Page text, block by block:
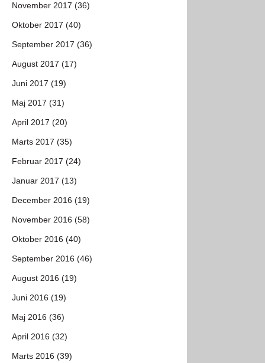
November 2017 (36)
Oktober 2017 (40)
September 2017 (36)
August 2017 (17)
Juni 2017 (19)
Maj 2017 (31)
April 2017 (20)
Marts 2017 (35)
Februar 2017 (24)
Januar 2017 (13)
December 2016 (19)
November 2016 (58)
Oktober 2016 (40)
September 2016 (46)
August 2016 (19)
Juni 2016 (19)
Maj 2016 (36)
April 2016 (32)
Marts 2016 (39)